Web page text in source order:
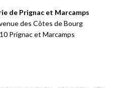
de Prignac et Marcamps
des Côtes de Bourg
Prignac et Marcamps